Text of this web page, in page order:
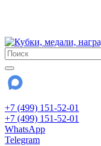
+7 (499) 151-52-01
+7 (499) 151-52-01
WhatsApp
Telegram